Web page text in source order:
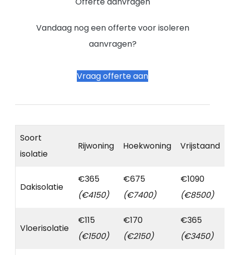
Vandaag nog een offerte voor isoleren
aanvragen?
Vraag offerte aan
Soort
isolatie
Rijwoning Hoekwoning Vrijstaand
Dakisolatie
€365
(€4150)
€675
(€7400)
€1090
(€8500)
Vloerisolatie
€115
(€1500)
€170
(€2150)
€365
(€3450)